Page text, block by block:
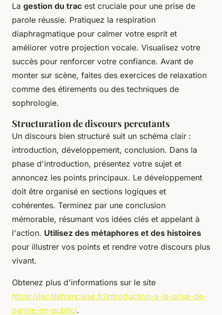
La gestion du trac est cruciale pour une prise de
parole réussie. Pratiquez la respiration
diaphragmatique pour calmer votre esprit et
améliorer votre projection vocale. Visualisez votre
succès pour renforcer votre confiance. Avant de
monter sur scène, faites des exercices de relaxation
comme des étirements ou des techniques de
sophrologie.
Structuration de discours percutants
Un discours bien structuré suit un schéma clair :
introduction, développement, conclusion. Dans la
phase d'introduction, présentez votre sujet et
annoncez les points principaux. Le développement
doit être organisé en sections logiques et
cohérentes. Terminez par une conclusion
mémorable, résumant vos idées clés et appelant à
l'action. Utilisez des métaphores et des histoires
pour illustrer vos points et rendre votre discours plus
vivant.
Obtenez plus d'informations sur le site
https://lecolefrancaise.fr/introduction-a-la-prise-de-
parole-en-public/.